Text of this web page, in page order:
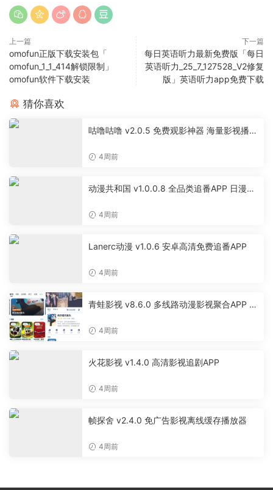
上一篇
omofun正版下载安装包「
omofun_1_1_414解锁限制」
omofun软件下载安装
下一篇
每日英语听力最新免费版「每日
英语听力_25_7_127528_V2修复
版」英语听力app免费下载
猜你喜欢
咕噜咕噜 v2.0.5 免费观影神器 海量影视播放
4周前
动漫共和国 v1.0.0.8 全品类追番APP 日漫国
4周前
Lanerc动漫 v1.0.6 安卓高清免费追番APP
4周前
青蛙影视 v8.6.0 多线路动漫影视聚合APP 免
4周前
火花影视 v1.4.0 高清影视追剧APP
4周前
帧探舍 v2.4.0 免广告影视离线缓存播放器
4周前